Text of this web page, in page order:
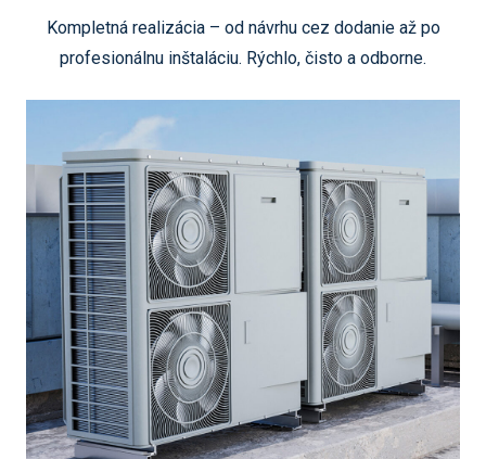
Kompletná realizácia – od návrhu cez dodanie až po
profesionálnu inštaláciu. Rýchlo, čisto a odborne.